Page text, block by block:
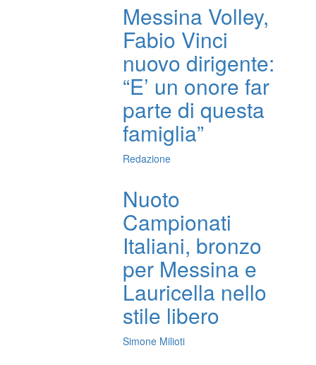
Messina Volley,
Fabio Vinci
nuovo dirigente:
“E’ un onore far
parte di questa
famiglia”
Redazione
Nuoto
Campionati
Italiani, bronzo
per Messina e
Lauricella nello
stile libero
Simone Milioti